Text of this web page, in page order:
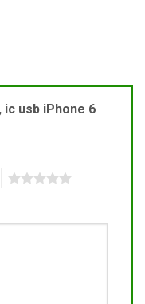
usb iPhone 6